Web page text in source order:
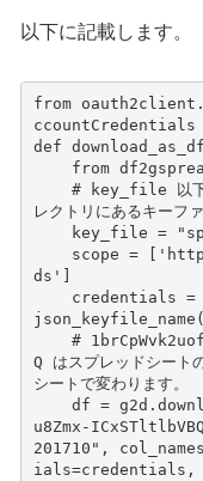
以下に記載します。
from
ccountCredentials
def download_as_df
from
# key_file 以下
レクトリにあるキーフ
key_file =
scope =
ds'
credentials =
json_keyfile_name (
#
Q はスプレッドシート
シートで変わります。
df = g2d .
u8Zmx-
201710" , col_names
ials=credentials ,